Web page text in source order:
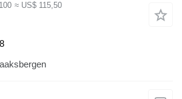
≈ US$ 115,50